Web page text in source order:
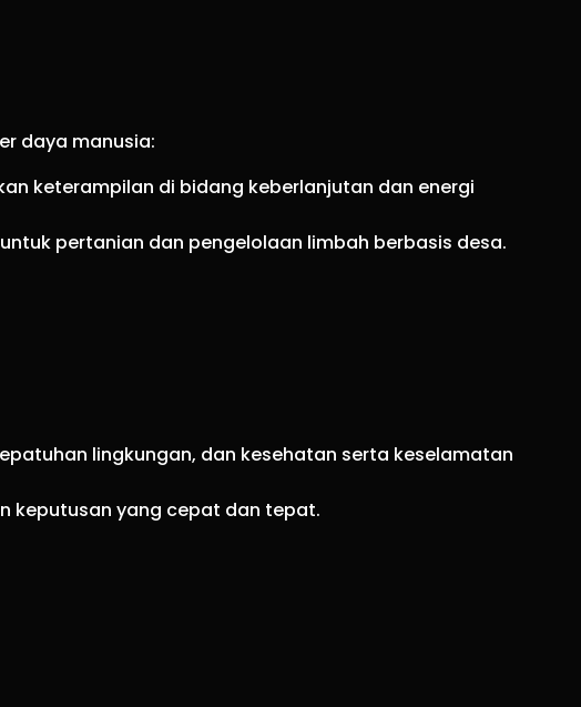
daya manusia:
keterampilan di bidang keberlanjutan dan energi
pertanian dan pengelolaan limbah berbasis desa.
lingkungan, dan kesehatan serta keselamatan
keputusan yang cepat dan tepat.